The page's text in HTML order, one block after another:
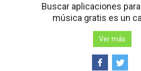
Buscar aplicaciones
música gratis es un
Ver más